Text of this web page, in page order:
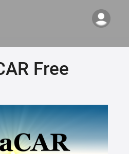
Free